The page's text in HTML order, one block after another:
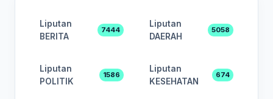
Liputan
BERITA
7444
Liputan
DAERAH
5058
Liputan
POLITIK
1586
Liputan
KESEHATAN
674